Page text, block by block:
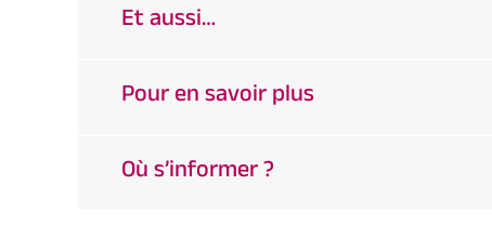
Et aussi…
Pour en savoir plus
Où s’informer ?